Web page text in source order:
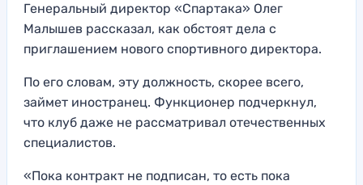
Генеральный директор «Спартака» Олег
Малышев рассказал, как обстоят дела с
приглашением нового спортивного директора.
По его словам, эту должность, скорее всего,
займет иностранец. Функционер подчеркнул,
что клуб даже не рассматривал отечественных
специалистов.
«Пока контракт не подписан, то есть пока